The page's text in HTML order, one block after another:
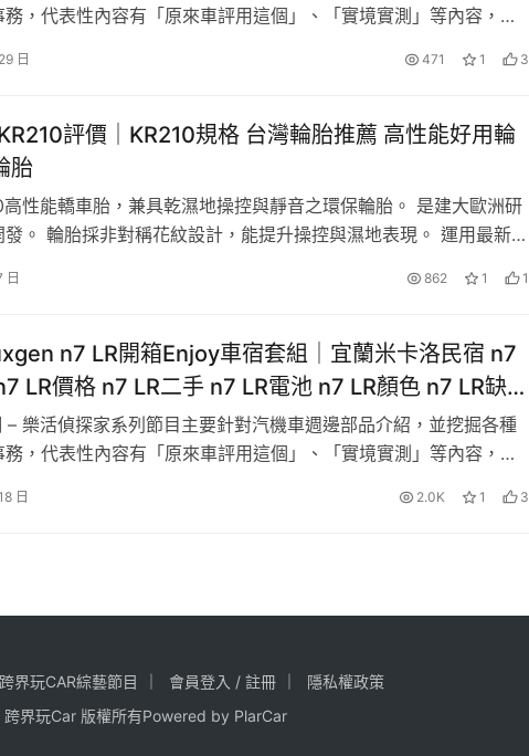
，代表性內容有「原來車評用這個」、「實境實測」等內容，並
箱HONDA Marine本田船外機BF350 V8 5.0L， 近距離感受VTEC
日 471 1 3
評價│KR210規格 台灣輪胎推薦 高性能好用輪
胎
高性能轎車胎，兼具乾濕地操控與靜音之環保輪胎。 是建大歐洲研
。 輪胎採非對稱花紋設計，能提升操控與濕地表現。 運用最新配
究竟車主使用心得為何? 趕緊收看本片吧！ Close Ad
日 862 1 1
n7 LR開箱Enjoy車宿套組│宜蘭米卡洛民宿 n7
LR價格 n7 LR二手 n7 LR電池 n7 LR顏色 n7 LR缺點
納智捷電動車
– 樂活偵探家系列節目主要針對汽機車週邊部品介紹，並挖掘各種
，代表性內容有「原來車評用這個」、「實境實測」等內容，並
箱n7專屬Enjoy車宿套件組，有興趣的朋友千萬別錯過了！ 趕緊收
日 2.0K 1 3
跨界玩CAR綜藝節目 會員登入 / 註冊
隱私權政策
界玩Car 版權所有Powered by PlarCar